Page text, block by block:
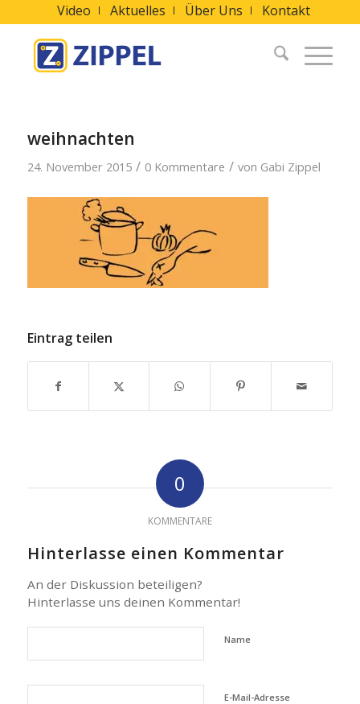
Video Aktuelles Über Uns Kontakt
weihnachten
24. November 2015 / 0 Kommentare / von Gabi Zippel
Eintrag teilen
0
KOMMENTARE
Hinterlasse einen Kommentar
An der Diskussion beteiligen?
Hinterlasse uns deinen Kommentar!
Name
E-Mail-Adresse